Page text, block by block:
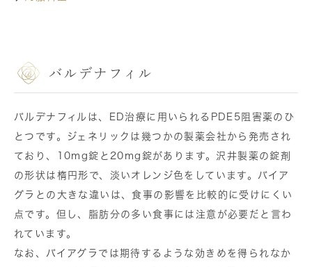
バルデナフィル
バルデナフィルは、ED治療に用いられるPDE5阻害薬のひ
とつです。ジェネリックは幾つかの製薬会社から発売され
ており、10mg錠と20mg錠があります。沢井製薬の錠剤
の形状は楕円形で、淡いオレンジ色をしています。バイア
グラとの大きな違いは、食事の影響を比較的に受けにくい
点です。但し、脂肪分の多い食事には注意が必要だと言わ
れています。
なお、バイアグラでは期待するような効きめを得られなか